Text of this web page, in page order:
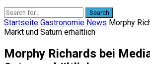
Search
Startseite Gastronomie News Morphy
Markt und Saturn erhältlich
Morphy Richards bei